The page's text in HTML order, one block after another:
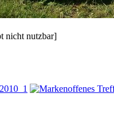
nicht nutzbar]